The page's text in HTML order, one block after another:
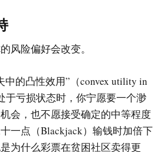
风险偏好会改变。
中的凸性效用”（convex utility in
于亏损状态时，你宁愿要一个渺
会，也不愿接受确定的中等程度
一点（Blackjack）输钱时加倍下
为什么彩票在贫困社区卖得更